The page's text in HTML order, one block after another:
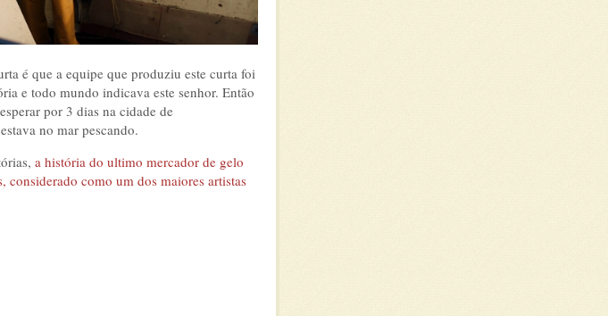
é que a equipe que produziu este curta foi
e todo mundo indicava este senhor. Então
por 3 dias na cidade de
no mar pescando.
a história do ultimo mercador de gelo
considerado como um dos maiores artistas